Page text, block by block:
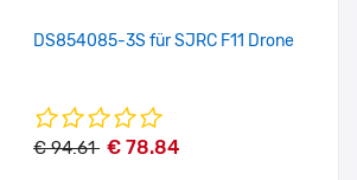
DS854085-3S für SJRC F11 Drone
€ 94.61 € 78.84